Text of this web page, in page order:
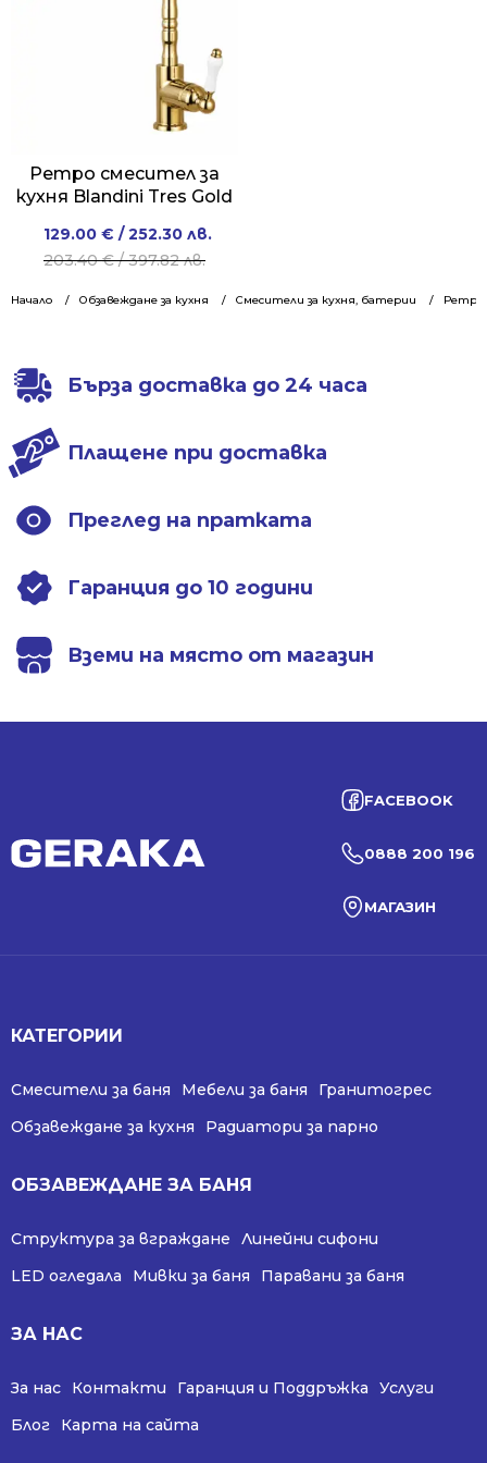
Начало Обзавеждане за кухня Смесители за кухня, батерии Ретро
Ретро смесител за
кухня Blandini Tres Gold
203.40€/ 397.82 лв.
Original
price
203.40 €
129.00 € / 252.30 лв.
Current
price
129.00 €
Бърза доставка до 24 часа
Плащене при доставка
Преглед на пратката
Гаранция до 10 години
Вземи на място от магазин
FACEBOOK
0888 200 196
МАГАЗИН
КАТЕГОРИИ
Смесители за баня Мебели за баня
Гранитогрес
Обзавеждане за кухня
Радиатори за парно
ОБЗАВЕЖДАНЕ ЗА БАНЯ
Структура за вграждане
Линейни сифони
LED огледала
Мивки за баня Паравани за баня
ЗА НАС
За нас Контакти Гаранция и Поддръжка
Услуги
Блог
Карта на сайта